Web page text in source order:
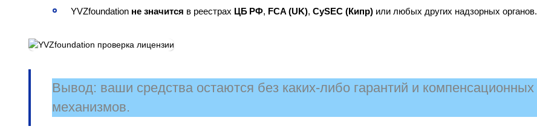
YVZfoundation не значится в реестрах ЦБ РФ, FCA (UK), CySEC (Кипр) или любых других надзорных органов.
Вывод: ваши средства остаются без каких‑либо гарантий и компенсационных
механизмов.